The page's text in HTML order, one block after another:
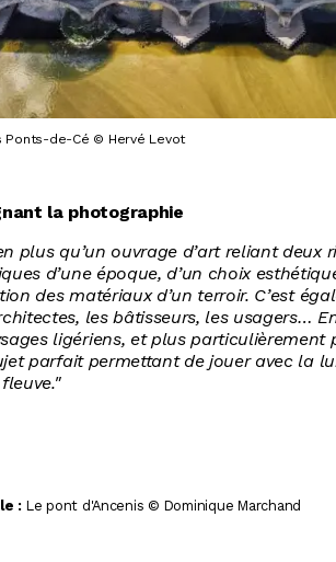
Ponts-de-Cé © Hervé Levot
la photographie
plus qu’un ouvrage d’art reliant deux
d’une époque, d’un choix
des matériaux d’un terroir. C’est
les bâtisseurs, les usagers…
ligériens, et plus particulièrement
parfait permettant de jouer avec la
: Le pont d'Ancenis © Dominique Marchand